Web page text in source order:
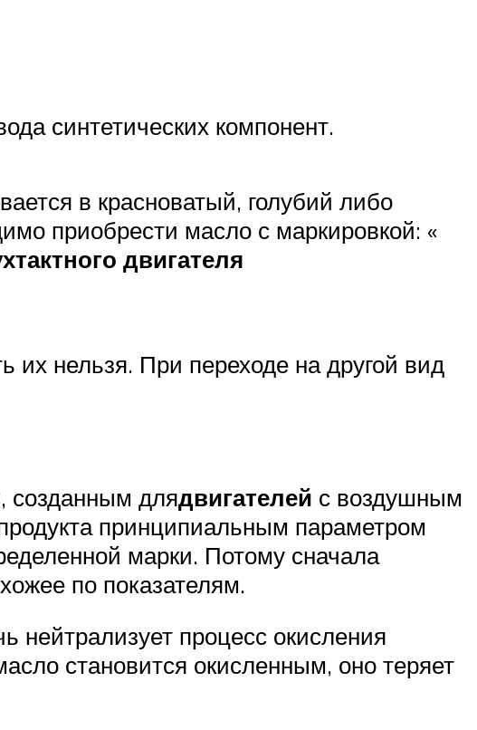
синтетических компонент.
в красноватый, голубий либо
приобрести масло с маркировкой: «
двигателя
их нельзя. При переходе на другой вид
созданным длядвигателей с воздушным
принципиальным параметром
марки. Потому сначала
по показателям.
нейтрализует процесс окисления
становится окисленным, оно теряет